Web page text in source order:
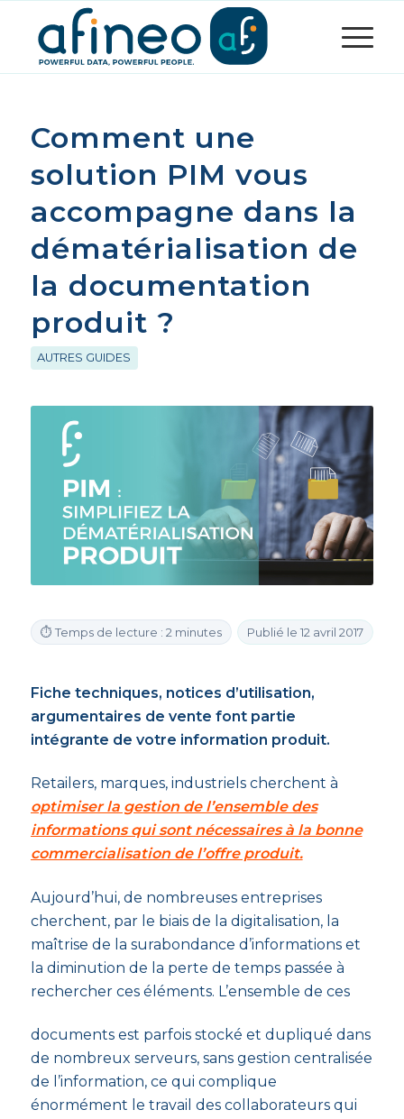
Comment une
solution PIM vous
accompagne dans la
dématérialisation de
la documentation
produit ?
AUTRES GUIDES
⏱ Temps de lecture : 2 minutes Publié le 12 avril 2017
Fiche techniques, notices d’utilisation,
argumentaires de vente font partie
intégrante de votre information produit.
Retailers, marques, industriels cherchent à
optimiser la gestion de l’ensemble des
informations qui sont nécessaires à la bonne
commercialisation de l’offre produit.
Aujourd’hui, de nombreuses entreprises
cherchent, par le biais de la digitalisation, la
maîtrise de la surabondance d’informations et
la diminution de la perte de temps passée à
rechercher ces éléments. L’ensemble de ces
documents est parfois stocké et dupliqué dans
de nombreux serveurs, sans gestion centralisée
de l’information, ce qui complique
énormément le travail des collaborateurs qui